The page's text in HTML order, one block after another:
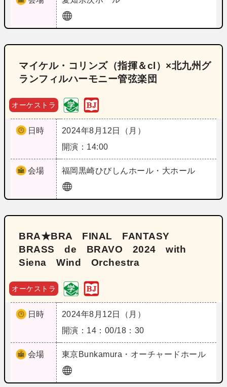
マイケル・コリンズ（指揮＆cl）×北九州グ
ランフィルハーモニー管弦楽団
オーケストラ
日時
2024年8月12日（月）
開演：14:00
会場 福岡黒崎ひびしんホール・大ホール
BRA★BRA FINAL FANTASY
BRASS de BRAVO 2024 with
Siena Wind Orchestra
オーケストラ
日時
2024年8月12日（月）
開演：14：00/18：30
会場 東京Bunkamura・オーチャードホール